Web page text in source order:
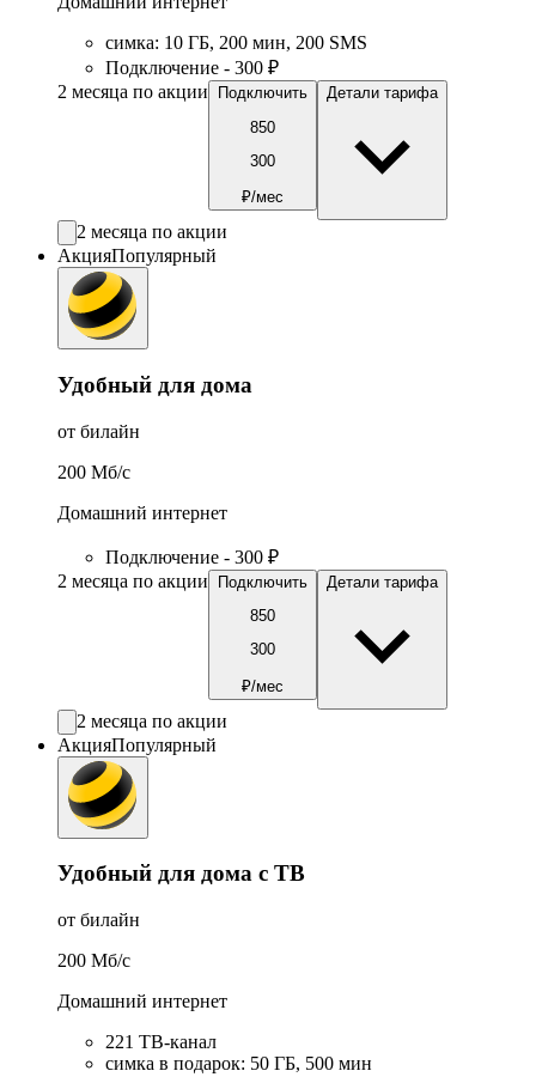
симка: 10 ГБ, 200 мин, 200 SMS
Подключение - 300 ₽
2 месяца по акции
Подключить
850
300
₽/мес
Детали тарифа
2 месяца по акции
АкцияПопулярный
Удобный для дома
от билайн
200 Мб/c
Домашний интернет
Подключение - 300 ₽
2 месяца по акции
Подключить
850
300
₽/мес
Детали тарифа
2 месяца по акции
АкцияПопулярный
Удобный для дома с ТВ
от билайн
200 Мб/c
Домашний интернет
221 ТB-канал
симка в подарок: 50 ГБ, 500 мин